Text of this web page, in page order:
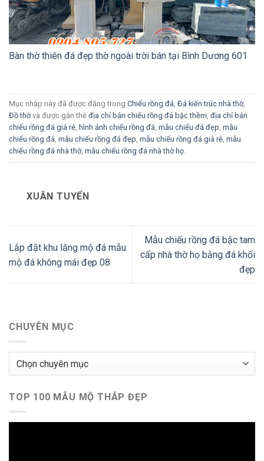
Bàn thờ thiên đá đẹp thờ ngoài trời bán tại Bình Dương 601
Mục nhập này đã được đăng trong Chiếu rồng đá, Đá kiến trúc nhà thờ,
Đồ thờvà được gắn thẻ địa chỉ bán chiếu rồng đá bậc thềm, địa chỉ bán
chiếu rồng đá giá rẻ, hình ảnh chiếu rồng đá, mẫu chiếu đá đẹp, mẫu
chiếu rồng đá, mẫu chiếu rồng đá đẹp, mẫu chiếu rồng đá giá rẻ, mẫu
chiếu rồng đá nhà thờ, mẫu chiếu rồng đá nhà thờ họ.
XUÂN TUYỂN
Lắp đặt khu lăng mộ đá mẫu
mộ đá không mái đẹp 08
Mẫu chiếu rồng đá bậc tam
cấp nhà thờ họ bằng đá khối
đẹp
CHUYÊN MỤC
Chuyên
TOP 100 MẪU MỘ THÁP ĐẸP